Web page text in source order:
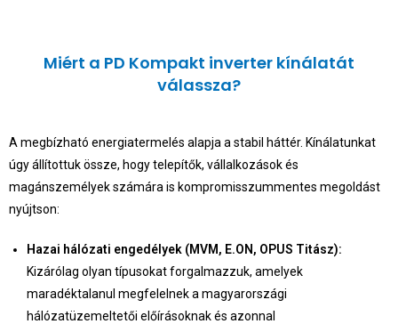
Miért a PD Kompakt inverter kínálatát
válassza?
A megbízható energiatermelés alapja a stabil háttér. Kínálatunkat
úgy állítottuk össze, hogy telepítők, vállalkozások és
magánszemélyek számára is kompromisszummentes megoldást
nyújtson:
Hazai hálózati engedélyek (MVM, E.ON, OPUS Titász):
Kizárólag olyan típusokat forgalmazzuk, amelyek
maradéktalanul megfelelnek a magyarországi
hálózatüzemeltetői előírásoknak és azonnal